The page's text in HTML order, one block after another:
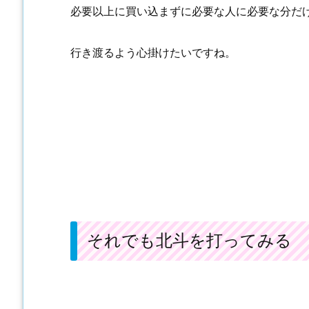
必要以上に買い込まずに必要な人に必要な分だ
行き渡るよう心掛けたいですね。
それでも北斗を打ってみる